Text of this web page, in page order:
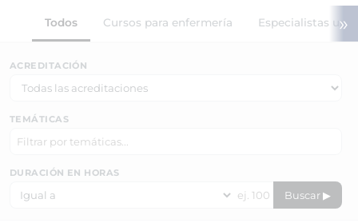
Todos Cursos para enfermería Especialistas »
ACREDITACIÓN
TEMÁTICAS
DURACIÓN EN HORAS
Buscar ▶